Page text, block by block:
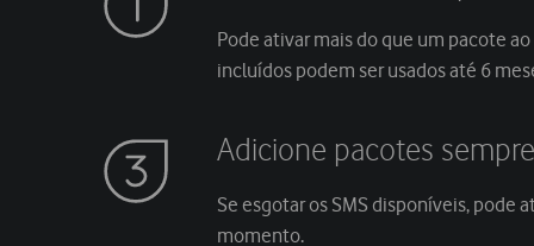
Pode ativar mais do que um pacote
incluídos podem ser usados até 6
Adicione pacotes
Se esgotar os SMS disponíveis, pode
momento.